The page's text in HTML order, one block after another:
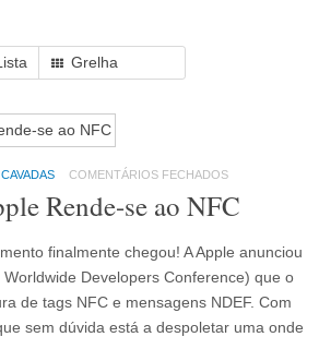
Grelha
COMENTÁRIOS FECHADOS
Rende-se ao NFC
finalmente chegou! A Apple anunciou
Developers Conference) que o
de tags NFC e mensagens NDEF. Com
sem dúvida está a despoletar uma onde